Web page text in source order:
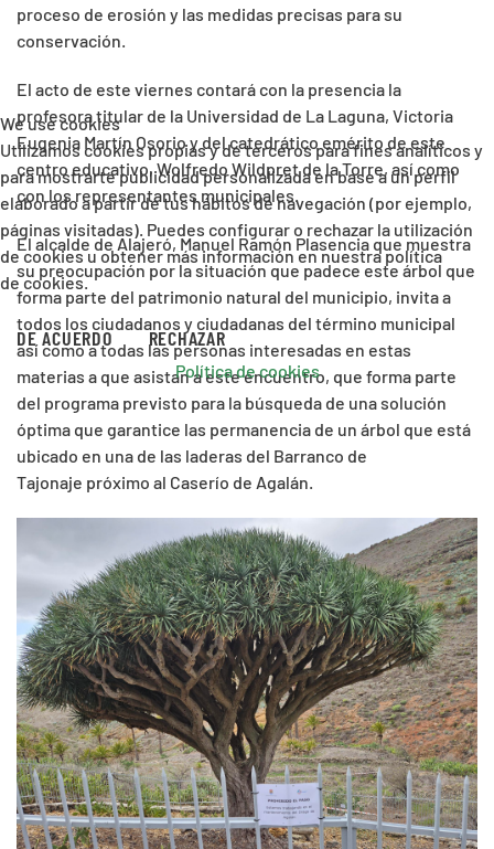
proceso de erosión y las medidas precisas para su
conservación.
El acto de este viernes contará con la presencia la
profesora titular de la Universidad de La Laguna, Victoria
Eugenia Martín Osorio y del catedrático emérito de este
centro educativo, Wolfredo Wildpret de la Torre, así como
con los representantes municipales.
El alcalde de Alajeró, Manuel Ramón Plasencia que muestra
su preocupación por la situación que padece este árbol que
forma parte del patrimonio natural del municipio, invita a
todos los ciudadanos y ciudadanas del término municipal
así como a todas las personas interesadas en estas
materias a que asistan a este encuentro, que forma parte
del programa previsto para la búsqueda de una solución
óptima que garantice las permanencia de un árbol que está
ubicado en una de las laderas del Barranco de
Tajonaje próximo al Caserío de Agalán.
We use cookies
Utilizamos cookies propias y de terceros para fines analíticos y
para mostrarte publicidad personalizada en base a un perfil
elaborado a partir de tus hábitos de navegación (por ejemplo,
páginas visitadas). Puedes configurar o rechazar la utilización
de cookies u obtener más información en nuestra política
de cookies.
DE ACUERDO RECHAZAR
Política de cookies